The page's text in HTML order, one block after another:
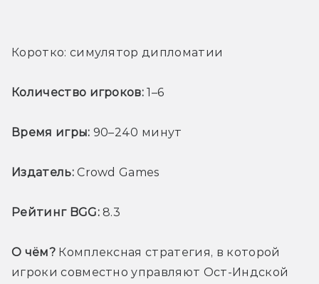
Коротко: симулятор дипломатии
Количество игроков: 1–6
Время игры: 90–240 минут
Издатель: Crowd Games
Рейтинг BGG: 8.3
О чём? Комплексная стратегия, в которой
игроки совместно управляют Ост-Индской